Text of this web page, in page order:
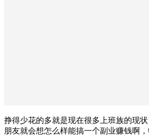
挣得少花的多就是现在很多上班族的现
朋友就会想怎么样能搞一个副业赚钱啊